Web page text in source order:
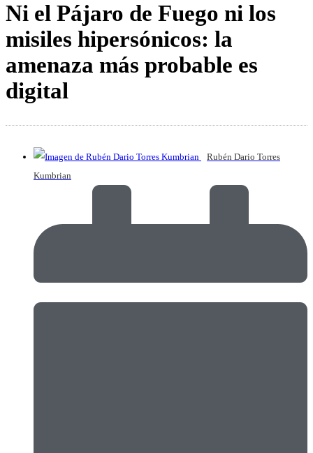
Ni el Pájaro de Fuego ni los
misiles hipersónicos: la
amenaza más probable es
digital
Rubén Dario Torres
Kumbrian